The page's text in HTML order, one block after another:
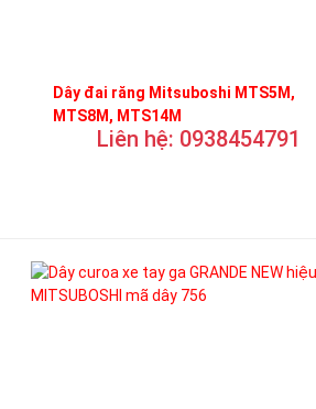
Dây đai răng Mitsuboshi MTS5M,
MTS8M, MTS14M
Liên hệ: 0938454791